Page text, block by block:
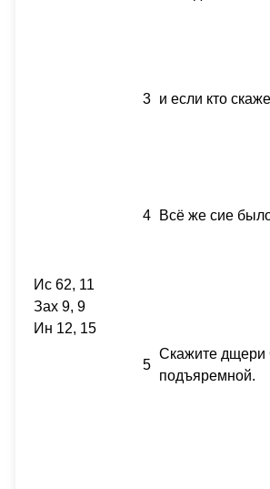
3 и если кто
4 Всё же сие
Ис 62, 11
Зах 9, 9
Ин 12, 15
5
Скажите дщери
подъяремной.